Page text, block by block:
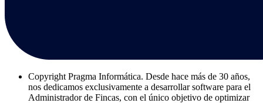
Copyright Pragma Informática. Desde hace más de 30 años,
nos dedicamos exclusivamente a desarrollar software para el
Administrador de Fincas, con el único objetivo de optimizar